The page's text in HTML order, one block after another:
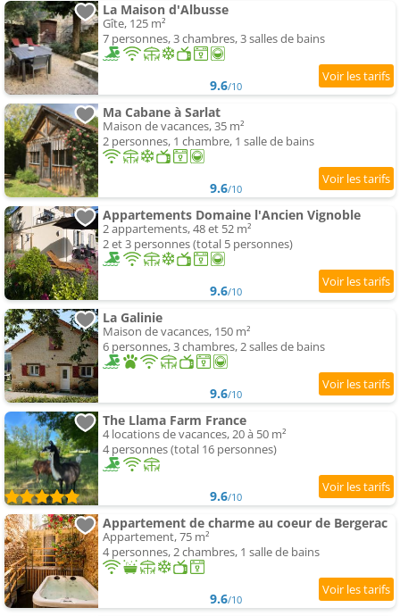
La Maison d'Albusse
Gîte, 125 m²
7 personnes, 3 chambres, 3 salles de bains
9.6/10
Ma Cabane à Sarlat
Maison de vacances, 35 m²
2 personnes, 1 chambre, 1 salle de bains
9.6/10
Appartements Domaine l'Ancien Vignoble
2 appartements, 48 et 52 m²
2 et 3 personnes (total 5 personnes)
9.6/10
La Galinie
Maison de vacances, 150 m²
6 personnes, 3 chambres, 2 salles de bains
9.6/10
The Llama Farm France
4 locations de vacances, 20 à 50 m²
4 personnes (total 16 personnes)
9.6/10
Appartement de charme au coeur de Bergerac
Appartement, 75 m²
4 personnes, 2 chambres, 1 salle de bains
9.6/10